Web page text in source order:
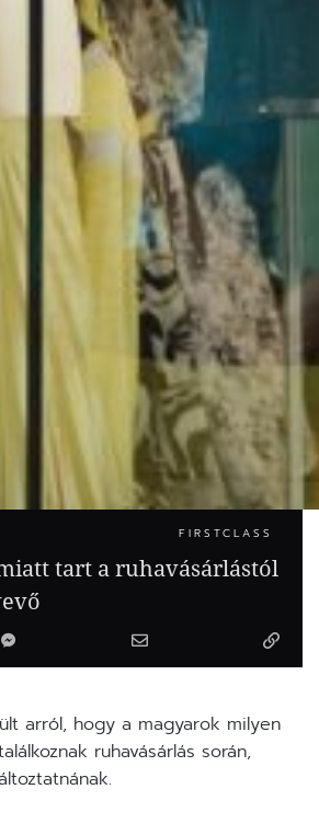
FIRSTCLASS
tart a ruhavásárlástól
arról, hogy a magyarok milyen
ruhavásárlás során,